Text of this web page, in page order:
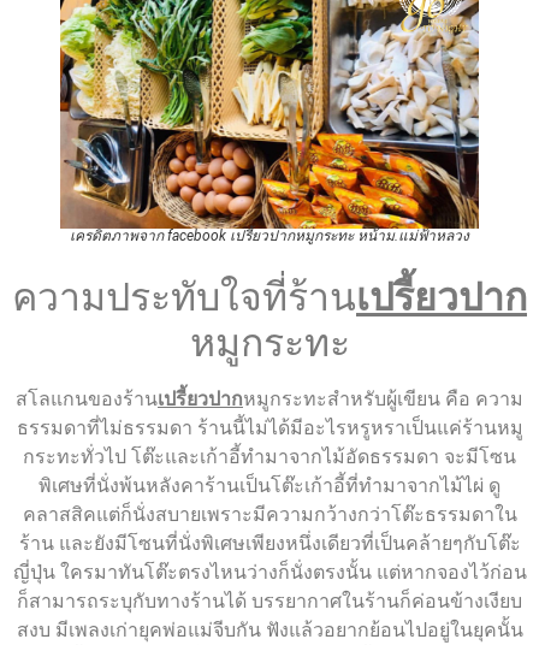
เครดิตภาพจาก facebook เปรี้ยวปากหมูกระทะ หน้าม.แม่ฟ้าหลวง
ความประทับใจที่ร้านเปรี้ยวปาก
หมูกระทะ
สโลแกนของร้านเปรี้ยวปากหมูกระทะสำหรับผู้เขียน คือ ความ
ธรรมดาที่ไม่ธรรมดา ร้านนี้ไม่ได้มีอะไรหรูหราเป็นแค่ร้านหมู
กระทะทั่วไป โต๊ะและเก้าอี้ทำมาจากไม้อัดธรรมดา จะมีโซน
พิเศษที่นั่งพ้นหลังคาร้านเป็นโต๊ะเก้าอี้ที่ทำมาจากไม้ไผ่ ดู
คลาสสิคแต่ก็นั่งสบายเพราะมีความกว้างกว่าโต๊ะธรรมดาใน
ร้าน และยังมีโซนที่นั่งพิเศษเพียงหนึ่งเดียวที่เป็นคล้ายๆกับโต๊ะ
ญี่ปุ่น ใครมาทันโต๊ะตรงไหนว่างก็นั่งตรงนั้น แต่หากจองไว้ก่อน
ก็สามารถระบุกับทางร้านได้ บรรยากาศในร้านก็ค่อนข้างเงียบ
สงบ มีเพลงเก่ายุคพ่อแม่จีบกัน ฟังแล้วอยากย้อนไปอยู่ในยุคนั้น